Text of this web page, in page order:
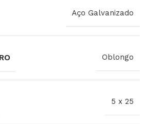
Aço Galvanizado
Oblongo
5 x 25